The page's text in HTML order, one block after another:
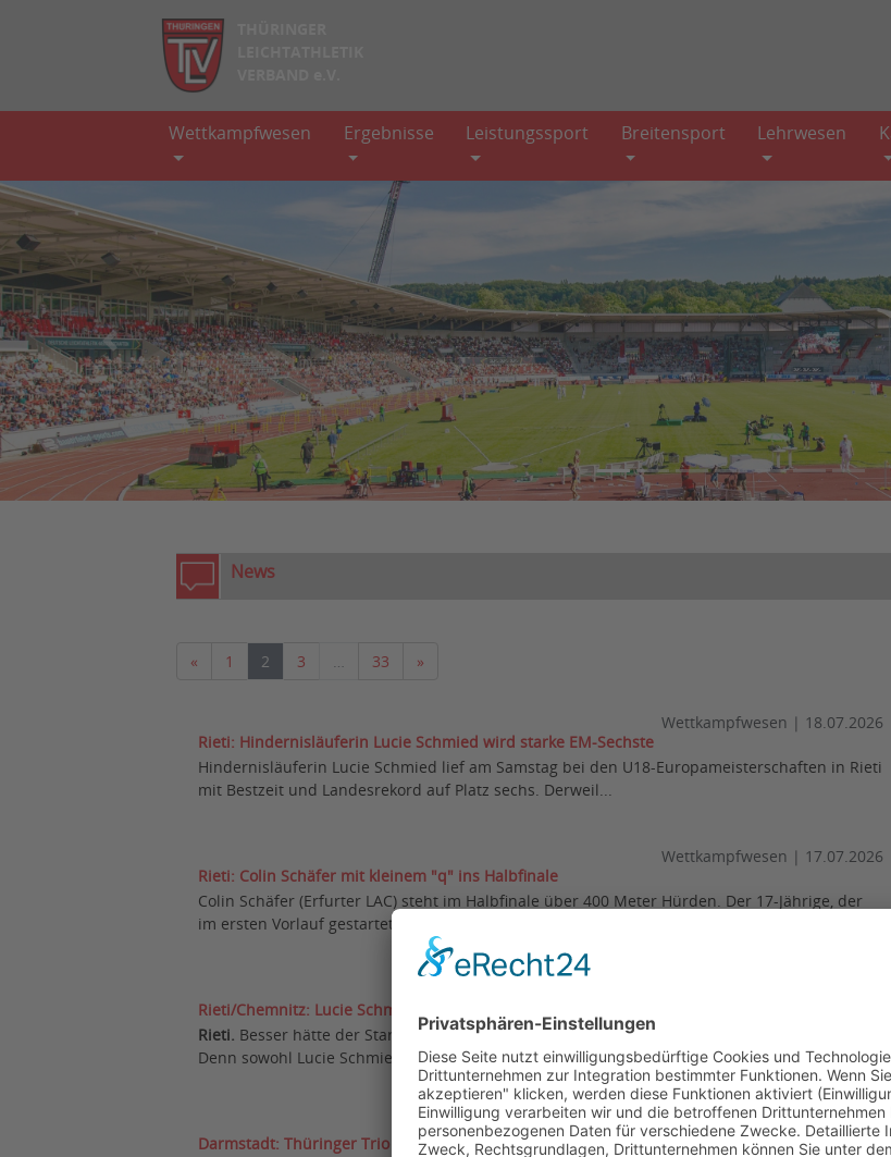
Wettkampfwesen Ergebnisse Leistungssport Breitensport Lehrwesen
zurück
News
« Vorherige
1 2 3 … 33 »
Wettkampfwesen | 18.07.2026
Rieti: Hindernisläuferin Lucie Schmied wird starke EM-Sechste
Hindernisläuferin Lucie Schmied lief am Samstag bei den U18-Europameisterschaften in Rieti
mit Bestzeit und Landesrekord auf Platz sechs. Derweil...
Wettkampfwesen | 17.07.2026
Rieti: Colin Schäfer mit kleinem "q" ins Halbfinale
Colin Schäfer (Erfurter LAC) steht im Halbfinale über 400 Meter Hürden. Der 17-Jährige, der
im ersten Vorlauf gestartet war, verpasste auf Platz fünf...
Rieti/Chemnitz: Lucie Schmied im Hindernis-Finale, Helena Naussed mit zwei Hausrekorden
Rieti. Besser hätte der Start des deutschen Teams in die U18-EM nicht verlaufen können.
Denn sowohl Lucie Schmied (SV Empor Bad Langensalza) als auch...
Verschiedenes|15.07.2026
Darmstadt: Thüringer Trio nominiert für U20-WM in Eugene